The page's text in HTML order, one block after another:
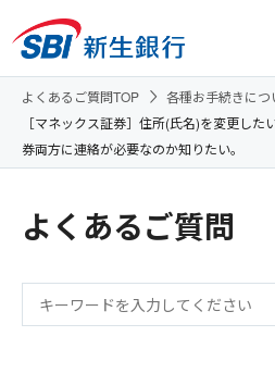
よくあるご質問TOP 各種お手続きにつ
［マネックス証券］住所(氏名)を変更し
券両方に連絡が必要なのか知りたい。
よくあるご質問